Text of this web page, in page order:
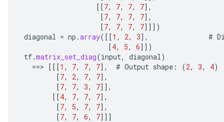
[[7, 7, 7, 7] ,
[7, 7, 7, 7] ,
[7, 7, 7, 7]]] )
diagonal = np .array( [[1 , 2, 3] , #
[4, 5, 6]] )
tf.matrix_set_diag(input, diagonal)
==> [[[1 , 7, 7, 7] , # Output shape : (2, 3, 4)
[7, 2, 7, 7] ,
[7, 7, 3, 7]] ,
[[4, 7, 7, 7] ,
[7, 5, 7, 7] ,
[7, 7, 6, 7]]]